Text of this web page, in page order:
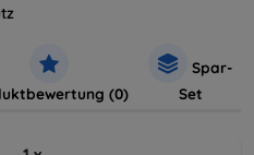
(0)
Spar-
Set